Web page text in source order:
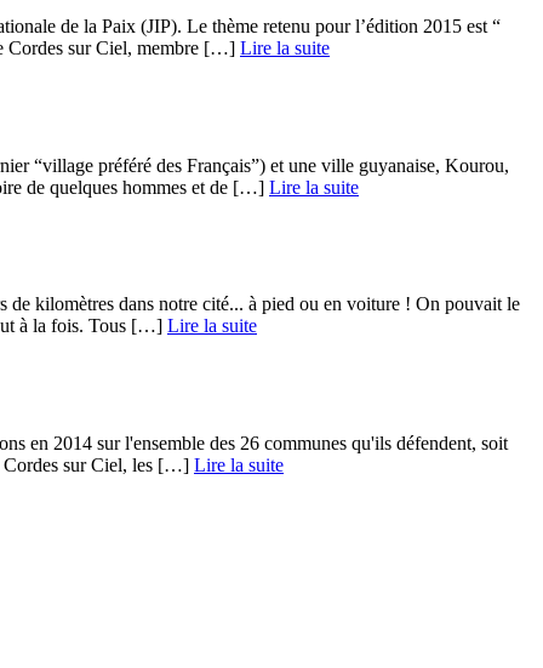
de la Paix (JIP). Le thème retenu pour l’édition 2015 est “
Cordes sur Ciel, membre […] Lire la suite
“village préféré des Français”) et une ville guyanaise, Kourou,
de quelques hommes et de […] Lire la suite
de kilomètres dans notre cité... à pied ou en voiture ! On pouvait le
à la fois. Tous […] Lire la suite
en 2014 sur l'ensemble des 26 communes qu'ils défendent, soit
Cordes sur Ciel, les […] Lire la suite